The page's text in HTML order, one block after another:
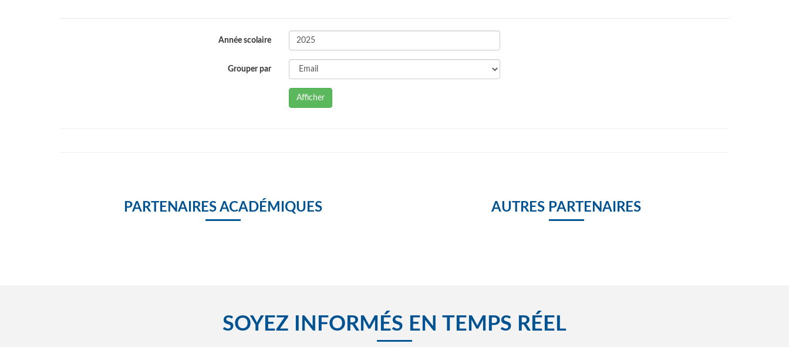
Année scolaire
Grouper par
Afficher
PARTENAIRES ACADÉMIQUES AUTRES PARTENAIRES
SOYEZ INFORMÉS EN TEMPS RÉEL